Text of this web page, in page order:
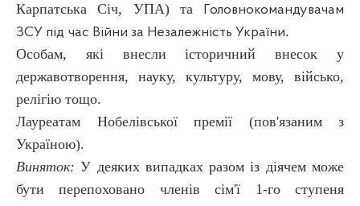
Карпатська Січ, УПА) та Головнокомандувачам
ЗСУ під час Війни за Незалежність України.
Особам, які внесли історичний внесок у
державотворення, науку, культуру, мову, військо,
релігію тощо.
Лауреатам Нобелівської премії (пов'язаним з
Україною).
Виняток: У деяких випадках разом із діячем може
бути перепоховано членів сім'ї 1-го ступеня